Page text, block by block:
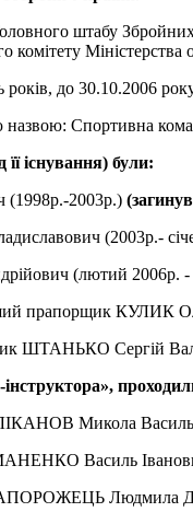
штабу
комітету
до 30.10.2006
Спортивна
існування) були:
(1998р.-2003р.)
(2003р.-
(лютий 2006р. -
прапорщик КУЛИК
ШТАНЬКО Сергій
Микола
Василь
Людмила